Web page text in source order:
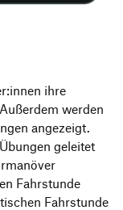
ihre
werden
angezeigt.
geleitet
Fahrstunde
Fahrstunde